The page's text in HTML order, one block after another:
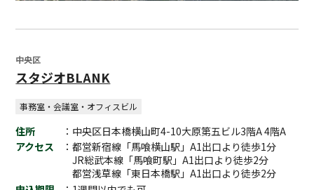
中央区
スタジオBLANK
事務室・会議室・オフィスビル
住所
：中央区日本橋横山町4-10大原第五ビル3階A 4階A
アクセス
：都営新宿線「馬喰横山駅」A1出口より徒歩1分
JR総武本線「馬喰町駅」A1出口より徒歩2分
都営浅草線「東日本橋駅」A1出口より徒歩2分